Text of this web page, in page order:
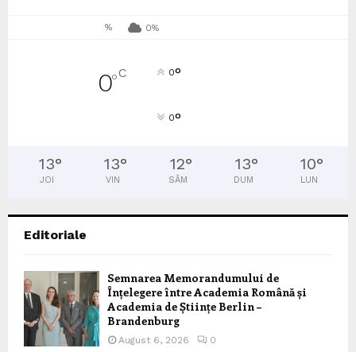
% 0%
0°C 0°
0°
13°
JOI
13°
VIN
12°
SÂM
13°
DUM
10°
LUN
Editoriale
Semnarea Memorandumului de
Înțelegere între Academia Română și
Academia de Științe Berlin –
Brandenburg
August 6, 2026 0